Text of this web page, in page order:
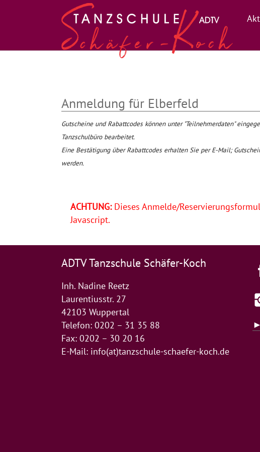
Anmeldung für Elberfeld
Gutscheine und Rabattcodes können unter "Teilnehmerdaten"
Tanzschulbüro bearbeitet.
Eine Bestätigung über Rabattcodes erhalten Sie per E-Mail;
werden.
ACHTUNG:Dieses Anmelde/
Javascript.
ADTV Tanzschule Schäfer-Koch
Inh. Nadine Reetz
Laurentiusstr. 27
42103 Wuppertal
Telefon: 0202 – 31 35 88
Fax: 0202 – 30 20 16
E-Mail: info(at)tanzschule-schaefer-koch.de